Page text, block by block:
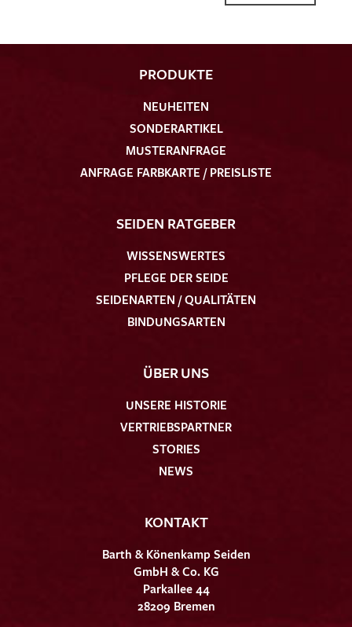
PRODUKTE
NEUHEITEN
SONDERARTIKEL
MUSTERANFRAGE
ANFRAGE FARBKARTE / PREISLISTE
SEIDEN RATGEBER
WISSENSWERTES
PFLEGE DER SEIDE
SEIDENARTEN / QUALITÄTEN
BINDUNGSARTEN
ÜBER UNS
UNSERE HISTORIE
VERTRIEBSPARTNER
STORIES
NEWS
KONTAKT
Barth & Könenkamp Seiden
GmbH & Co. KG
Parkallee 44
28209 Bremen